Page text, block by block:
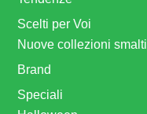
Scelti per Voi
Nuove collezioni smalti
Brand
Speciali